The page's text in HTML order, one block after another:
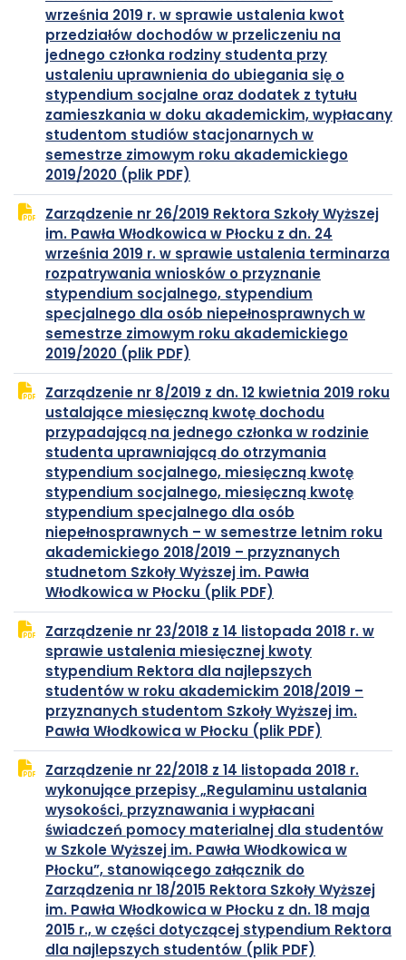
karcie
września 2019 r. w sprawie ustalenia kwot
przedziałów dochodów w przeliczeniu na
jednego członka rodziny studenta przy
ustaleniu uprawnienia do ubiegania się o
stypendium socjalne oraz dodatek z tytułu
zamieszkania w doku akademickim, wypłacany
studentom studiów stacjonarnych w
semestrze zimowym roku akademickiego
2019/2020 (plik PDF)
PDF
się
w
nowej
karcie
Zarządzenie nr 26/2019 Rektora Szkoły Wyższej
im. Pawła Włodkowica w Płocku z dn. 24
września 2019 r. w sprawie ustalenia terminarza
rozpatrywania wniosków o przyznanie
stypendium socjalnego, stypendium
specjalnego dla osób niepełnosprawnych w
semestrze zimowym roku akademickiego
2019/2020 (plik PDF)
PDF
się
w
nowej
karcie
Zarządzenie nr 8/2019 z dn. 12 kwietnia 2019 roku
ustalające miesięczną kwotę dochodu
przypadającą na jednego członka w rodzinie
studenta uprawniającą do otrzymania
stypendium socjalnego, miesięczną kwotę
stypendium socjalnego, miesięczną kwotę
stypendium specjalnego dla osób
niepełnosprawnych – w semestrze letnim roku
akademickiego 2018/2019 – przyznanych
studnetom Szkoły Wyższej im. Pawła
Włodkowica w Płocku (plik PDF)
PDF
się
w
nowej
karcie
Zarządzenie nr 23/2018 z 14 listopada 2018 r. w
sprawie ustalenia miesięcznej kwoty
stypendium Rektora dla najlepszych
studentów w roku akademickim 2018/2019 –
przyznanych studentom Szkoły Wyższej im.
Pawła Włodkowica w Płocku (plik PDF)
PDF
się
w
nowej
Zarządzenie nr 22/2018 z 14 listopada 2018 r.
wykonujące przepisy „Regulaminu ustalania
wysokości, przyznawania i wypłacani
świadczeń pomocy materialnej dla studentów
w Szkole Wyższej im. Pawła Włodkowica w
Płocku”, stanowiącego załącznik do
Zarządzenia nr 18/2015 Rektora Szkoły Wyższej
im. Pawła Włodkowica w Płocku z dn. 18 maja
2015 r., w części dotyczącej stypendium Rektora
dla najlepszych studentów (plik PDF)